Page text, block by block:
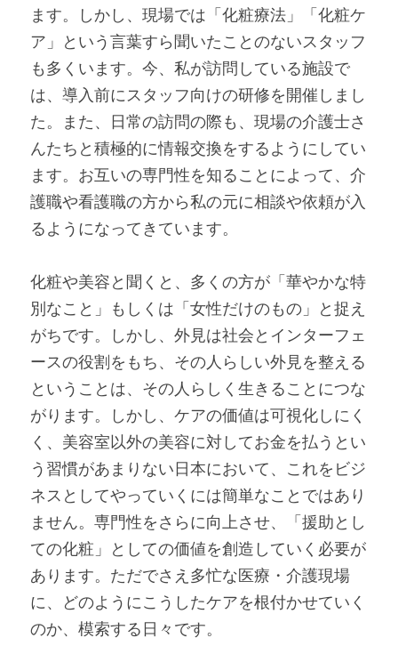
ます。しかし、現場では「化粧療法」「化粧ケ
ア」という言葉すら聞いたことのないスタッフ
も多くいます。今、私が訪問している施設で
は、導入前にスタッフ向けの研修を開催しまし
た。また、日常の訪問の際も、現場の介護士さ
んたちと積極的に情報交換をするようにしてい
ます。お互いの専門性を知ることによって、介
護職や看護職の方から私の元に相談や依頼が入
るようになってきています。
化粧や美容と聞くと、多くの方が「華やかな特
別なこと」もしくは「女性だけのもの」と捉え
がちです。しかし、外見は社会とインターフェ
ースの役割をもち、その人らしい外見を整える
ということは、その人らしく生きることにつな
がります。しかし、ケアの価値は可視化しにく
く、美容室以外の美容に対してお金を払うとい
う習慣があまりない日本において、これをビジ
ネスとしてやっていくには簡単なことではあり
ません。専門性をさらに向上させ、「援助とし
ての化粧」としての価値を創造していく必要が
あります。ただでさえ多忙な医療・介護現場
に、どのようにこうしたケアを根付かせていく
のか、模索する日々です。